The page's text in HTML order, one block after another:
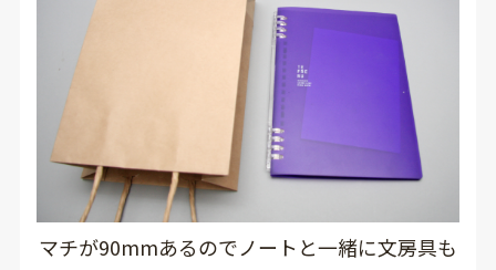
マチが90mmあるのでノートと一緒に文房具も